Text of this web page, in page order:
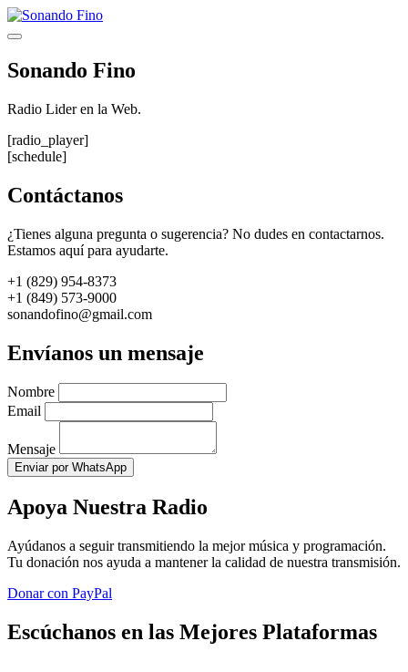
Saltar
al
Menú
Sonando Fino
Radio Lider en la Web.
[radio_player]
[schedule]
Contáctanos
¿Tienes alguna pregunta o sugerencia? No dudes en contactarnos.
Estamos aquí para ayudarte.
+1 (829) 954-8373
+1 (849) 573-9000
sonandofino@gmail.com
Envíanos un mensaje
Nombre
Email
Mensaje
Enviar por WhatsApp
Apoya Nuestra Radio
Ayúdanos a seguir transmitiendo la mejor música y programación.
Tu donación nos ayuda a mantener la calidad de nuestra transmisión.
Donar con PayPal
Escúchanos en las Mejores Plataformas